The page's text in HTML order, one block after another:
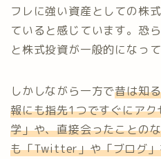
フレに強い資産としての株
ていると感じています。恐
と株式投資が一般的になっ
しかしながら一方で昔は知
報にも指先1つですぐにア
学」や、直接会ったことの
も「Twitter」や「ブログ」